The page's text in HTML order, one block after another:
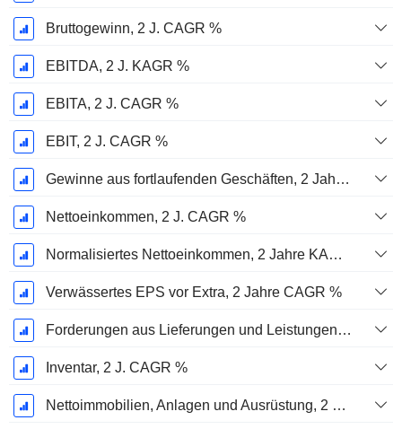
Bruttogewinn, 2 J. CAGR %
EBITDA, 2 J. KAGR %
EBITA, 2 J. CAGR %
EBIT, 2 J. CAGR %
Gewinne aus fortlaufenden Geschäften, 2 Jahre. CAGR %
Nettoeinkommen, 2 J. CAGR %
Normalisiertes Nettoeinkommen, 2 Jahre KAGR %
Verwässertes EPS vor Extra, 2 Jahre CAGR %
Forderungen aus Lieferungen und Leistungen, 2 J. CAGR %
Inventar, 2 J. CAGR %
Nettoimmobilien, Anlagen und Ausrüstung, 2 Jahre. CAGR %